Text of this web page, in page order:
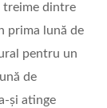
treime dintre
prima lună de
pentru un
de
și atinge